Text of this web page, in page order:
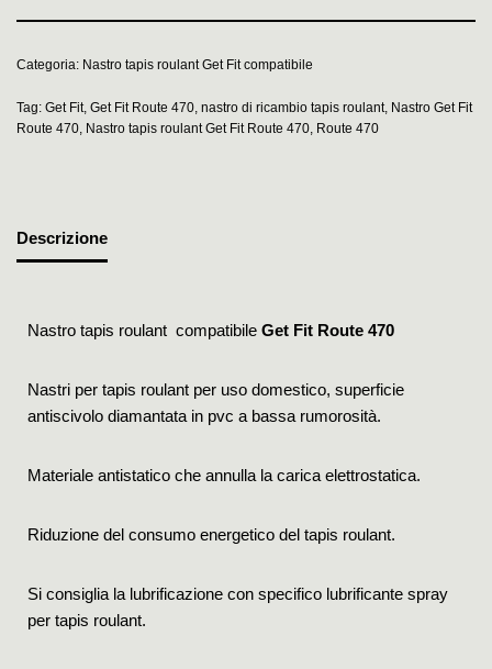
Categoria: Nastro tapis roulant Get Fit compatibile
Tag: Get Fit, Get Fit Route 470, nastro di ricambio tapis roulant, Nastro Get Fit
Route 470, Nastro tapis roulant Get Fit Route 470, Route 470
Descrizione
Nastro tapis roulant compatibile Get Fit Route 470
Nastri per tapis roulant per uso domestico, superficie
antiscivolo diamantata in pvc a bassa rumorosità.
Materiale antistatico che annulla la carica elettrostatica.
Riduzione del consumo energetico del tapis roulant.
Si consiglia la lubrificazione con specifico lubrificante spray
per tapis roulant.